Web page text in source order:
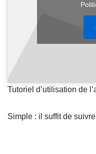
Tutoriel d’utilisation de
Simple : il suffit de